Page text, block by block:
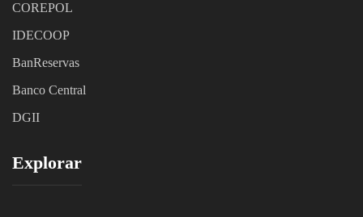
COREPOL
IDECOOP
BanReservas
Banco Central
DGII
Explorar